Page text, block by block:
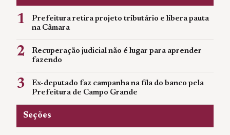
1
Prefeitura retira projeto tributário e libera pauta
na Câmara
2
Recuperação judicial não é lugar para aprender
fazendo
3
Ex-deputado faz campanha na fila do banco pela
Prefeitura de Campo Grande
Seções